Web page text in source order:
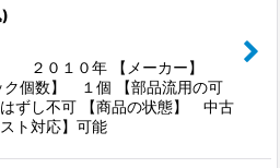
絞り込む
２０１０年 【メーカー】
ク個数】 １個 【部品流用の可
し不可 【商品の状態】 中古
スト対応】可能